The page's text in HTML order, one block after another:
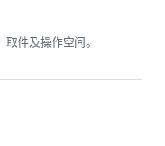
件及操作空间。